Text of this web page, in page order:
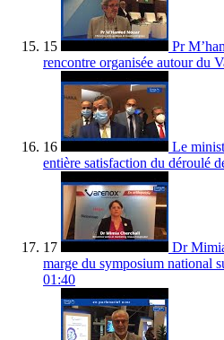
15
Pr
rencontre organisée autour du
16
Le
entière satisfaction du déroulé
17
Dr
marge du symposium national
01:40